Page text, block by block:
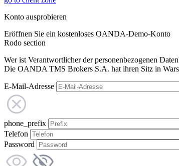
Konto ausprobieren
Eröffnen Sie ein kostenloses OANDA-Demo-Konto
Rodo section
Wer ist Verantwortlicher der personenbezogenen
Die OANDA TMS Brokers S.A. hat ihren Sitz in
E-Mail-Adresse
phone_prefix
Telefon
Password